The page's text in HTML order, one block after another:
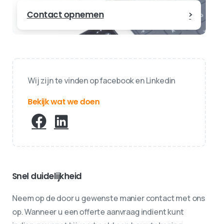
Contact opnemen
Wij zijn te vinden op facebook en Linkedin
Bekijk wat we doen
Snel duidelijkheid
Neem op de door u gewenste manier contact met ons
op. Wanneer u een offerte aanvraag indient kunt